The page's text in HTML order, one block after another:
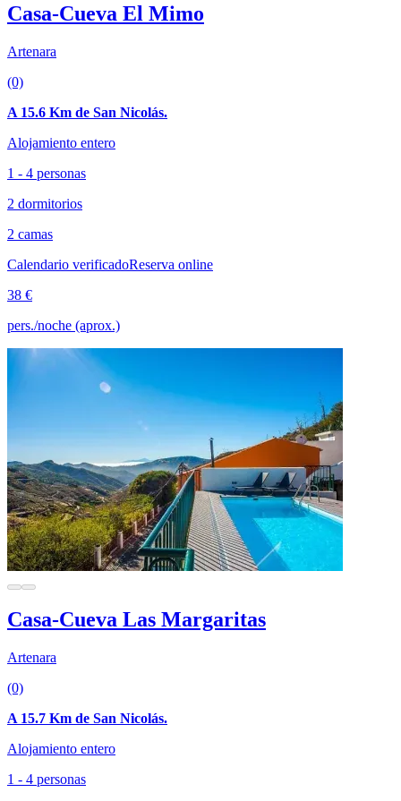
Casa-Cueva El Mimo
Artenara
(0)
A 15.6 Km de San Nicolás.
Alojamiento entero
1 - 4 personas
2 dormitorios
2 camas
Calendario verificadoReserva online
38 €
pers./noche (aprox.)
Casa-Cueva Las Margaritas
Artenara
(0)
A 15.7 Km de San Nicolás.
Alojamiento entero
1 - 4 personas